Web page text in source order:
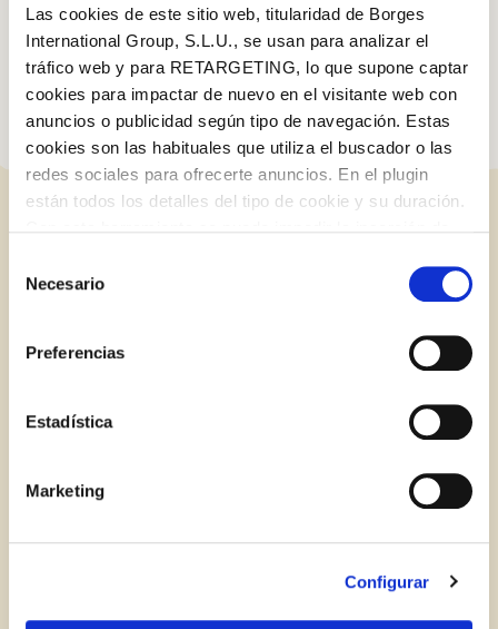
Las cookies de este sitio web, titularidad de Borges
International Group, S.L.U., se usan para analizar el
tráfico web y para RETARGETING, lo que supone captar
cookies para impactar de nuevo en el visitante web con
anuncios o publicidad según tipo de navegación. Estas
cookies son las habituales que utiliza el buscador o las
redes sociales para ofrecerte anuncios. En el plugin
están todos los detalles del tipo de cookie y su duración.
la web aparece cómo evitar las cookies en el navegador.
Si se desea ver otra vez esta notificación navegar en
privado y aparecerá de nuevo. Le informamos que aún
no habiendo aceptado las cookies de analytics, Google
identifican de ninguna forma.
Necesario
Preferencias
Estadística
Marketing
Configurar
é quebrada liberando seu aroma intenso. Desta forma, você tira
o máximo aroma deste tempero!